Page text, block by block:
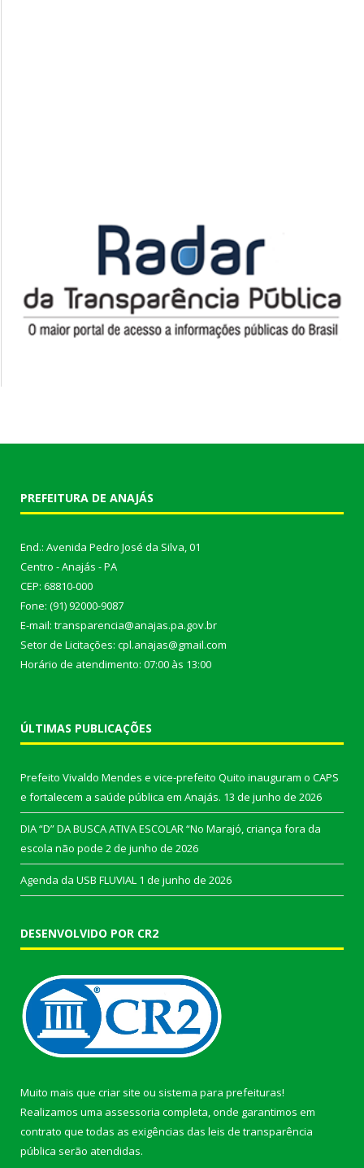
PREFEITURA DE ANAJÁS
End.: Avenida Pedro José da Silva, 01
Centro - Anajás - PA
CEP: 68810-000
Fone: (91) 92000-9087
E-mail: transparencia@anajas.pa.gov.br
Setor de Licitações: cpl.anajas@gmail.com
Horário de atendimento: 07:00 às 13:00
ÚLTIMAS PUBLICAÇÕES
Prefeito Vivaldo Mendes e vice-prefeito Quito inauguram o CAPS
e fortalecem a saúde pública em Anajás. 13 de junho de 2026
DIA “D” DA BUSCA ATIVA ESCOLAR “No Marajó, criança fora da
escola não pode 2 de junho de 2026
Agenda da USB FLUVIAL 1 de junho de 2026
DESENVOLVIDO POR CR2
Muito mais que criar site ou sistema para prefeituras!
Realizamos uma assessoria completa, onde garantimos em
contrato que todas as exigências das leis de transparência
pública serão atendidas.